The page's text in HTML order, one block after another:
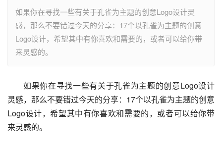
如果你在寻找一些有关于孔雀为主题的创意Logo设计灵
感，那么不要错过今天的分享：17个以孔雀为主题的创意
Logo设计，希望其中有你喜欢和需要的，或者可以给你带
来灵感的。
如果你在寻找一些有关于孔雀为主题的创意Logo设计
灵感，那么不要错过今天的分享：17个以孔雀为主题的创意
Logo设计，希望其中有你喜欢和需要的，或者可以给你带
来灵感的。